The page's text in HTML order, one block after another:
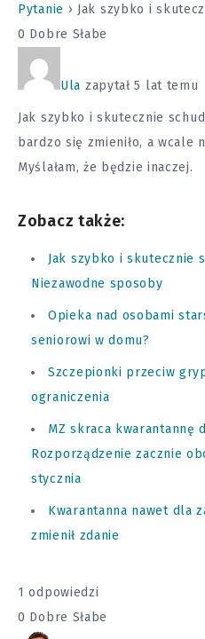
Pytanie › Jak szybko i
0 Dobre Słabe
Ula zapytał 5 lat temu
Jak szybko i skutecznie
bardzo się zmieniło, a wcale
Myślałam, że będzie inaczej.
Zobacz także:
Jak szybko i skutecznie
Niezawodne sposoby
Opieka nad osobami
seniorowi w domu?
Szczepionki przeciw
ograniczenia
MZ skraca kwarantannę
Rozporządzenie zacznie
stycznia
Kwarantanna nawet dla
zmienił zdanie
1 odpowiedzi
0 Dobre Słabe